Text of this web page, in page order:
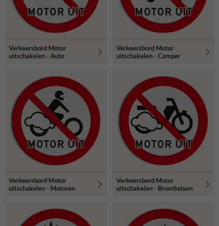
Verkeersbord Motor
uitschakelen - Auto
Verkeersbord Motor
uitschakelen - Camper
Verkeersbord Motor
uitschakelen - Motoren
Verkeersbord Motor
uitschakelen - Bromfietsen